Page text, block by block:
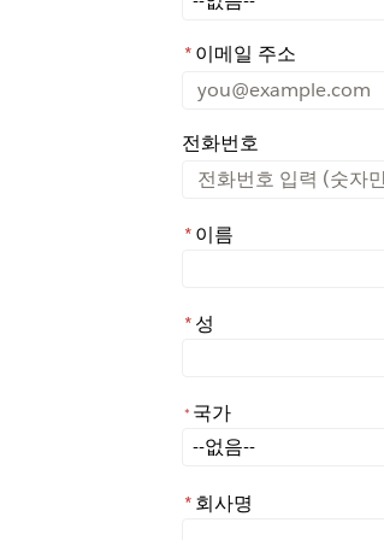
*이메일 주소
전화번호
*이름
*성
* 국가
국가
*회사명